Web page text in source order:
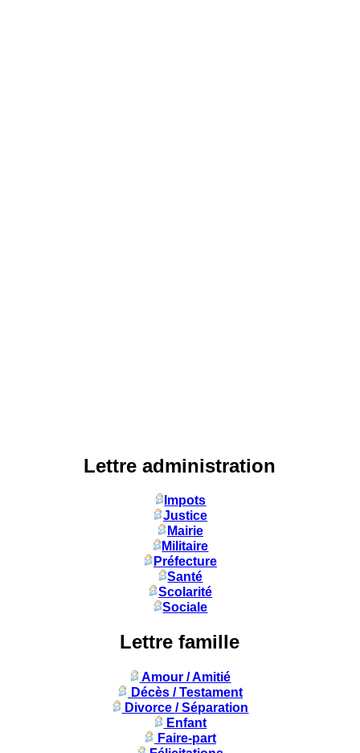
Lettre administration
Impots
Justice
Mairie
Militaire
Préfecture
Santé
Scolarité
Sociale
Lettre famille
Amour / Amitié
Décès / Testament
Divorce / Séparation
Enfant
Faire-part